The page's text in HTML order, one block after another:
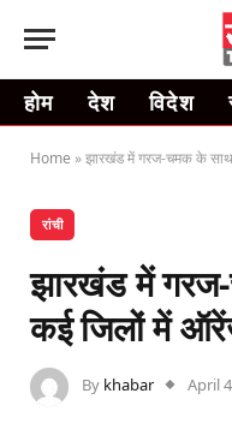
होम देश विदेश
Home »झारखंड में गरज-चमक के साथ
रांची
झारखंड में
कई जिलों में
By khabar April